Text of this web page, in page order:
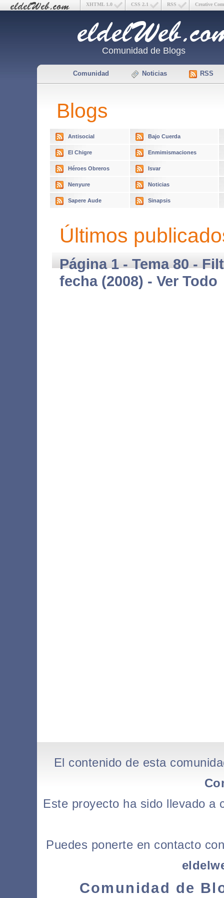
Creative
RSS
CSS 2.1
XHTML 1.0
Comunidad de Blogs
Comunidad Noticias RSS
Blogs
Antisocial Bajo Cuerda
El Chigre Enmimismaciones
Héroes Obreros Isvar
Nenyure Noticias
Sapere Aude Sinapsis
Últimos
Página 1 - Tema 80 -
fecha (2008) - Ver Todo
El contenido de esta
Este proyecto ha sido llevado
Puedes ponerte en contacto
Comunidad de